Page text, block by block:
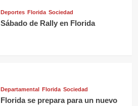
Deportes Florida Sociedad
Sábado de Rally en Florida
Departamental Florida Sociedad
Florida se prepara para un nuevo